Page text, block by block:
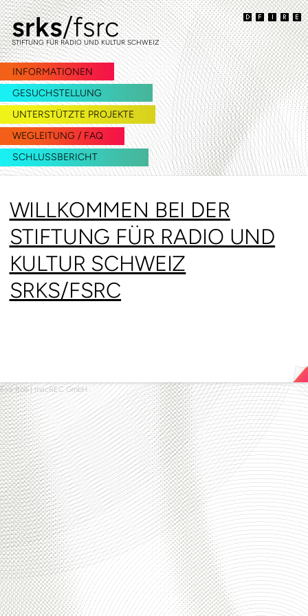
zur
Navigation
springen
zum
Inhalt
springen
srks/fsrc
STIFTUNG FÜR RADIO UND KULTUR SCHWEIZ
INFORMATIONEN
GESUCHSTELLUNG
UNTERSTÜTZTE PROJEKTE
WEGLEITUNG / FAQ
SCHLUSSBERICHT
WILLKOMMEN BEI DER
STIFTUNG FÜR RADIO UND
KULTUR SCHWEIZ
SRKS/FSRC
Eva Rolli|macREC GmbH